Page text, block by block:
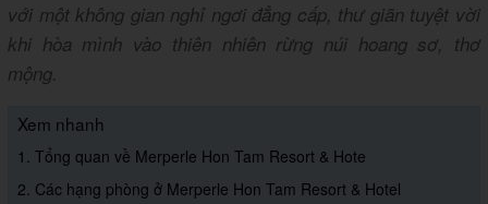
với một không gian nghỉ ngơi đẳng cấp, thư giãn tuyệt vời
khi hòa mình vào thiên nhiên rừng núi hoang sơ, thơ
mộng.
Xem nhanh
1. Tổng quan về Merperle Hon Tam Resort & Hote
2. Các hạng phòng ở Merperle Hon Tam Resort & Hotel